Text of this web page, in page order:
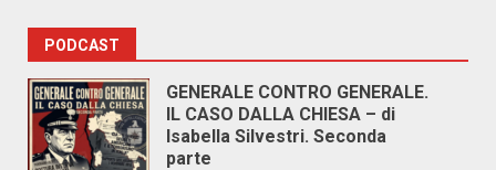
PODCAST
GENERALE CONTRO GENERALE.
IL CASO DALLA CHIESA – di
Isabella Silvestri. Seconda
parte